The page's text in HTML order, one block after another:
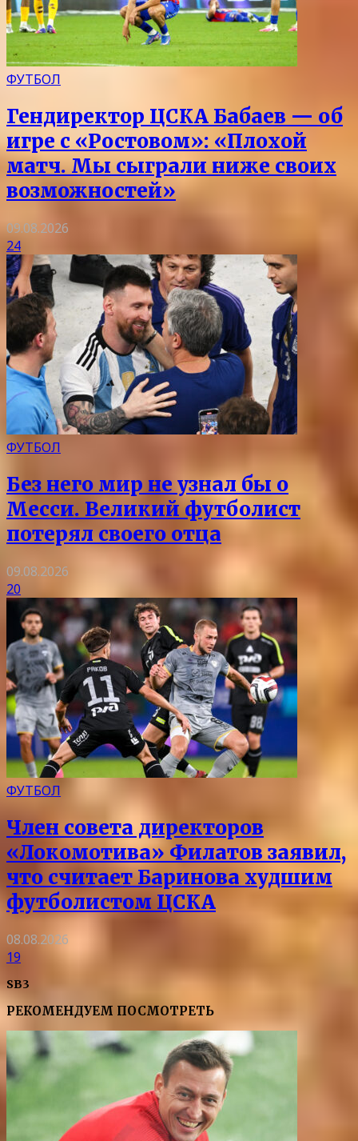
ФУТБОЛ
Гендиректор ЦСКА Бабаев — об
игре с «Ростовом»: «Плохой
матч. Мы сыграли ниже своих
возможностей»
09.08.2026
24
ФУТБОЛ
Без него мир не узнал бы о
Месси. Великий футболист
потерял своего отца
09.08.2026
20
ФУТБОЛ
Член совета директоров
«Локомотива» Филатов заявил,
что считает Баринова худшим
футболистом ЦСКА
08.08.2026
19
SB3
РЕКОМЕНДУЕМ ПОСМОТРЕТЬ